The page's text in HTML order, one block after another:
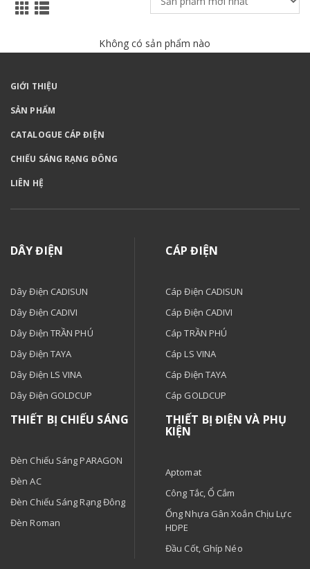
Không có sản phẩm nào
GIỚI THIỆU
SẢN PHẨM
CATALOGUE CÁP ĐIỆN
CHIẾU SÁNG RẠNG ĐÔNG
LIÊN HỆ
DÂY ĐIỆN
Dây Điện CADISUN
Dây Điện CADIVI
Dây Điện TRẦN PHÚ
Dây Điện TAYA
Dây Điện LS VINA
Dây Điện GOLDCUP
CÁP ĐIỆN
Cáp Điện CADISUN
Cáp Điện CADIVI
Cáp TRẦN PHÚ
Cáp LS VINA
Cáp Điện TAYA
Cáp GOLDCUP
THIẾT BỊ CHIẾU SÁNG
Đèn Chiếu Sáng PARAGON
Đèn AC
Đèn Chiếu Sáng Rạng Đông
Đèn Roman
THIẾT BỊ ĐIỆN VÀ PHỤ
KIỆN
Aptomat
Công Tắc, Ổ Cắm
Ống Nhựa Gân Xoắn Chịu Lực
HDPE
Đầu Cốt, Ghíp Néo